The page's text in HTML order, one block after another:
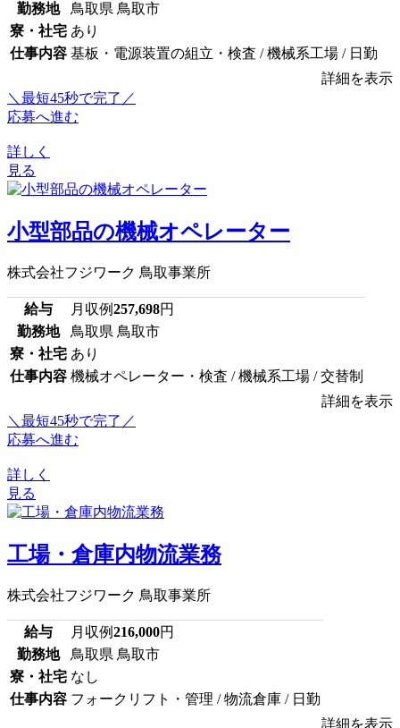
勤務地
鳥取県 鳥取市
寮・社宅 あり
仕事内容 基板・電源装置の組立・検査 / 機械系工場 / 日勤
詳細を表示
＼最短45秒で完了／
応募へ進む
詳しく
見る
小型部品の機械オペレーター
株式会社フジワーク 鳥取事業所
給与 月収例257,698円
勤務地
鳥取県 鳥取市
寮・社宅 あり
仕事内容 機械オペレーター・検査 / 機械系工場 / 交替制
詳細を表示
＼最短45秒で完了／
応募へ進む
詳しく
見る
工場・倉庫内物流業務
株式会社フジワーク 鳥取事業所
給与 月収例216,000円
勤務地
鳥取県 鳥取市
寮・社宅 なし
仕事内容 フォークリフト・管理 / 物流倉庫 / 日勤
詳細を表示